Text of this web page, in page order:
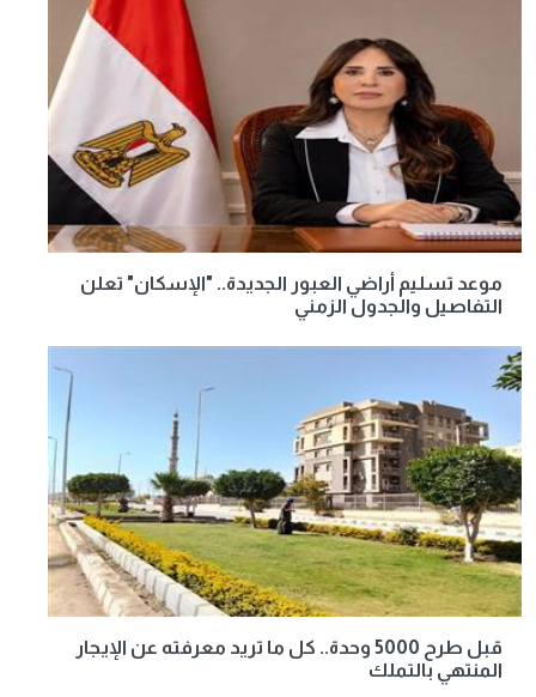
موعد تسليم أراضي العبور الجديدة.. "الإسكان" تعلن
التفاصيل والجدول الزمني
قبل طرح 5000 وحدة.. كل ما تريد معرفته عن الإيجار
المنتهي بالتملك